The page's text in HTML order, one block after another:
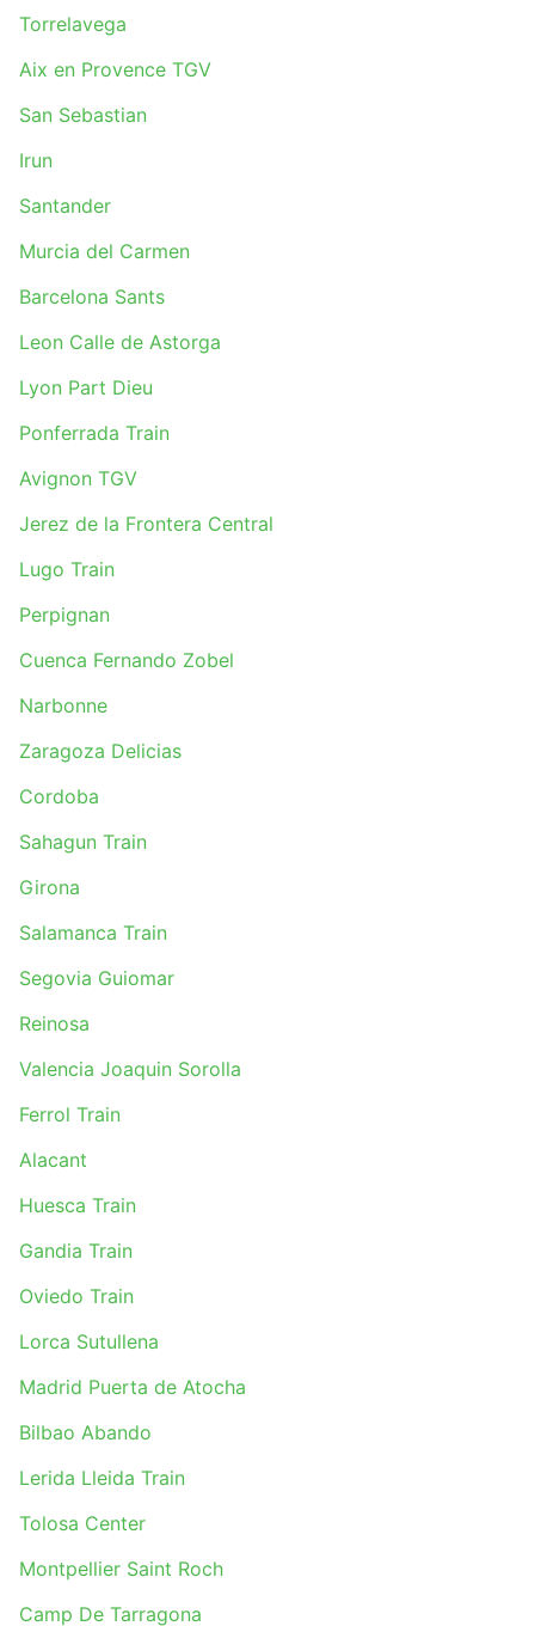
Torrelavega
Aix en Provence TGV
San Sebastian
Irun
Santander
Murcia del Carmen
Barcelona Sants
Leon Calle de Astorga
Lyon Part Dieu
Ponferrada Train
Avignon TGV
Jerez de la Frontera Central
Lugo Train
Perpignan
Cuenca Fernando Zobel
Narbonne
Zaragoza Delicias
Cordoba
Sahagun Train
Girona
Salamanca Train
Segovia Guiomar
Reinosa
Valencia Joaquin Sorolla
Ferrol Train
Alacant
Huesca Train
Gandia Train
Oviedo Train
Lorca Sutullena
Madrid Puerta de Atocha
Bilbao Abando
Lerida Lleida Train
Tolosa Center
Montpellier Saint Roch
Camp De Tarragona